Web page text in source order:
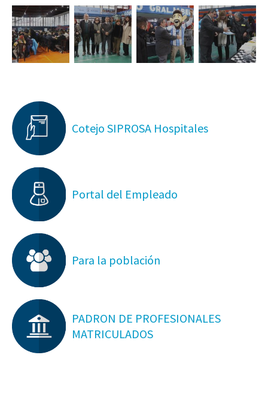
Cotejo SIPROSA Hospitales
Portal del Empleado
Para la población
PADRON DE PROFESIONALES
MATRICULADOS